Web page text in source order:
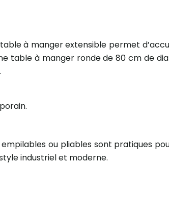
à manger extensible permet
table à manger ronde de 80 cm de
ou pliables sont pratiques
industriel et moderne.